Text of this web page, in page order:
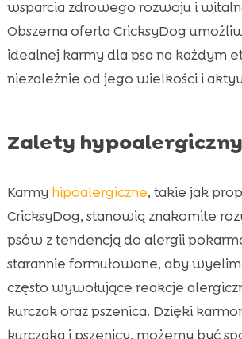
wsparcia zdrowego rozwoju i
Obszerna oferta CricksyDog
idealnej karmy dla psa na każdym
niezależnie od jego wielkości i
Zalety
Karmy hipoalergiczne, takie jak
CricksyDog, stanowią znakomite
psów z tendencją do alergii
starannie formułowane, aby
często wywołujące reakcje
kurczak oraz pszenica. Dzięki
kurczaka i pszenicy, możemy być